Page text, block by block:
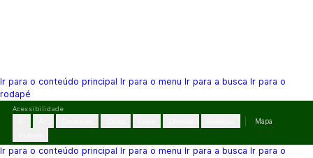
Ir para o conteúdo principal Ir para o menu Ir para a busca Ir para o
rodapé
Pular
conteúdo
Acessibilidade
Mapa
Ir para o conteúdo principal Ir para o menu Ir para a busca Ir para o